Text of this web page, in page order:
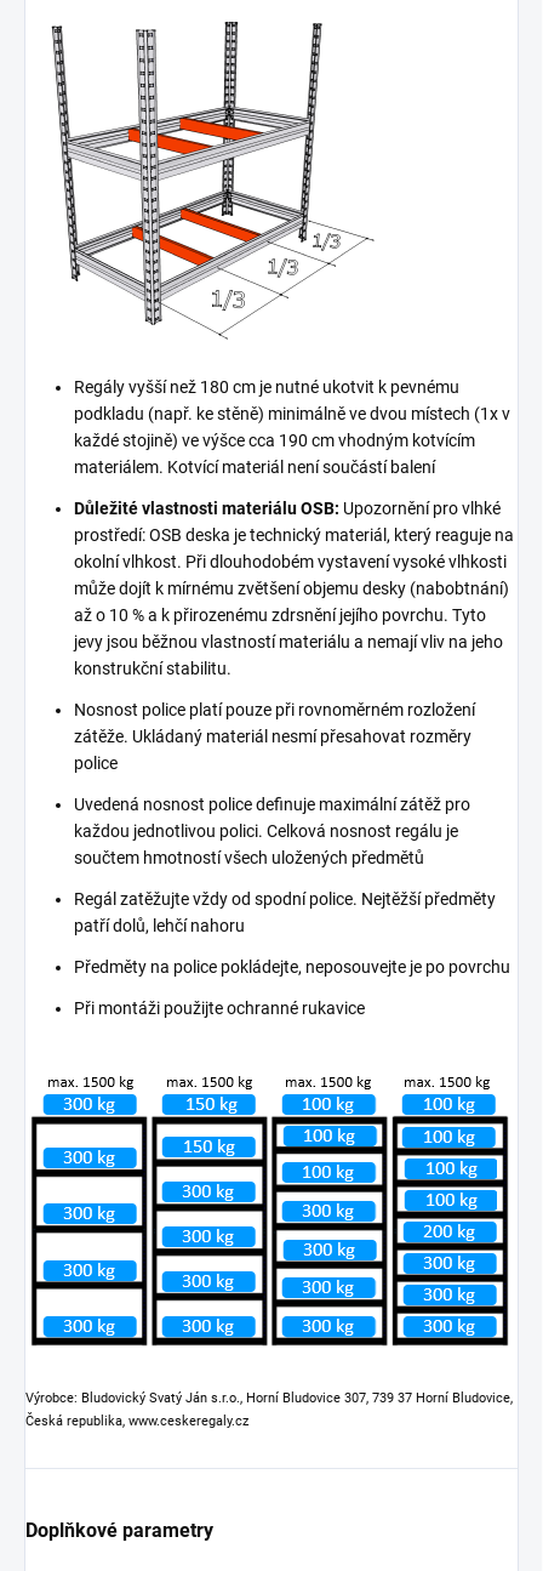
Regály vyšší než 180 cm je nutné ukotvit k pevnému
podkladu (např. ke stěně) minimálně ve dvou místech (1x v
každé stojině) ve výšce cca 190 cm vhodným kotvícím
materiálem. Kotvící materiál není součástí balení
Důležité vlastnosti materiálu OSB: Upozornění pro vlhké
prostředí: OSB deska je technický materiál, který reaguje na
okolní vlhkost. Při dlouhodobém vystavení vysoké vlhkosti
může dojít k mírnému zvětšení objemu desky (nabobtnání)
až o 10 % a k přirozenému zdrsnění jejího povrchu. Tyto
jevy jsou běžnou vlastností materiálu a nemají vliv na jeho
konstrukční stabilitu.
Nosnost police platí pouze při rovnoměrném rozložení
zátěže. Ukládaný materiál nesmí přesahovat rozměry
police
Uvedená nosnost police definuje maximální zátěž pro
každou jednotlivou polici. Celková nosnost regálu je
součtem hmotností všech uložených předmětů
Regál zatěžujte vždy od spodní police. Nejtěžší předměty
patří dolů, lehčí nahoru
Předměty na police pokládejte, neposouvejte je po povrchu
Při montáži použijte ochranné rukavice
Výrobce: Bludovický Svatý Ján s.r.o., Horní Bludovice 307, 739 37 Horní Bludovice,
Česká republika, www.ceskeregaly.cz
Doplňkové parametry